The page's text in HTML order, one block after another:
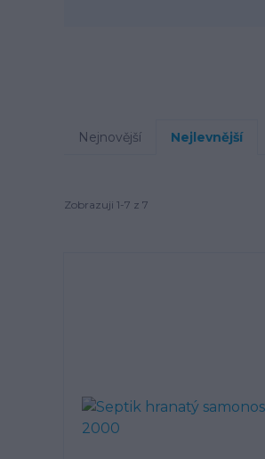
Nejnovější Nejlevnější
Zobrazuji 1-7 z 7